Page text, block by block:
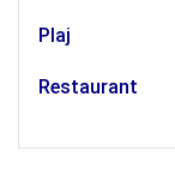
Plaj
Restaurant